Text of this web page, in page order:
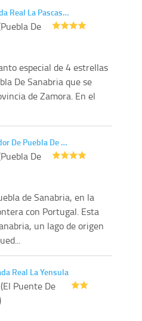
Real La Pascas…
De
especial de 4 estrellas
De Sanabria que se
de Zamora. En el
De Puebla De …
De
de Sanabria, en la
con Portugal. Esta
un lago de origen
Real La Yensula
Puente De